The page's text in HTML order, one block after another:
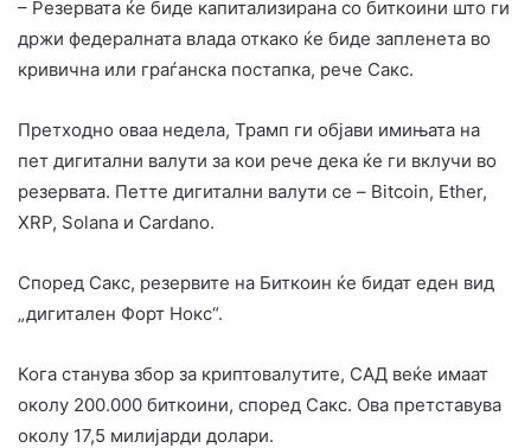
– Резервата ќе биде капитализирана со биткоини што ги
држи федералната влада откако ќе биде запленета во
кривична или граѓанска постапка, рече Сакс.
Претходно оваа недела, Трамп ги објави имињата на
пет дигитални валути за кои рече дека ќе ги вклучи во
резервата. Петте дигитални валути се – Bitcoin, Ether,
XRP, Solana и Cardano.
Според Сакс, резервите на Биткоин ќе бидат еден вид
„дигитален Форт Нокс“.
Кога станува збор за криптовалутите, САД веќе имаат
околу 200.000 биткоини, според Сакс. Ова претставува
околу 17,5 милијарди долари.